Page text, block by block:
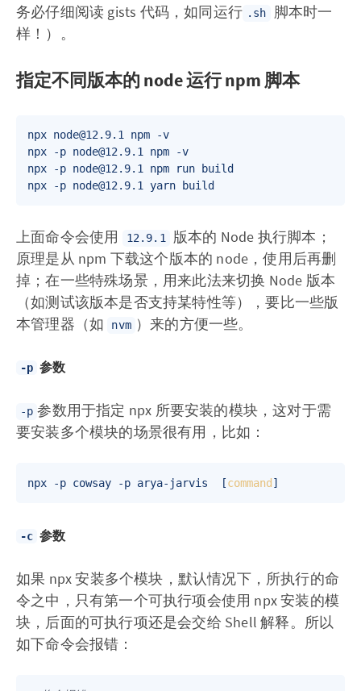
务必仔细阅读 gists 代码，如同运行 .sh
脚本时一
样！）。
指定不同版本的 node 运行 npm 脚本
npx node@12.9.1 npm -v
npx -p node@12.9.1 npm -v
npx -p node@12.9.1 npm run build
上面命令会使用 12.9.1
版本的 Node 执行脚本；
原理是从 npm 下载这个版本的 node，使用后再删
掉；在一些特殊场景，用来此法来切换 Node 版本
（如测试该版本是否支持某特性等），要比一些版
本管理器（如
nvm ）来的方便一些。
-p 参数
-p 参数用于指定 npx 所要安装的模块，这对于需
要安装多个模块的场景很有用，比如：
npx -p cowsay -p arya-jarvis  [command
-c 参数
如果 npx 安装多个模块，默认情况下，所执行的命
令之中，只有第一个可执行项会使用 npx 安装的模
块，后面的可执行项还是会交给 Shell 解释。所以
如下命令会报错：